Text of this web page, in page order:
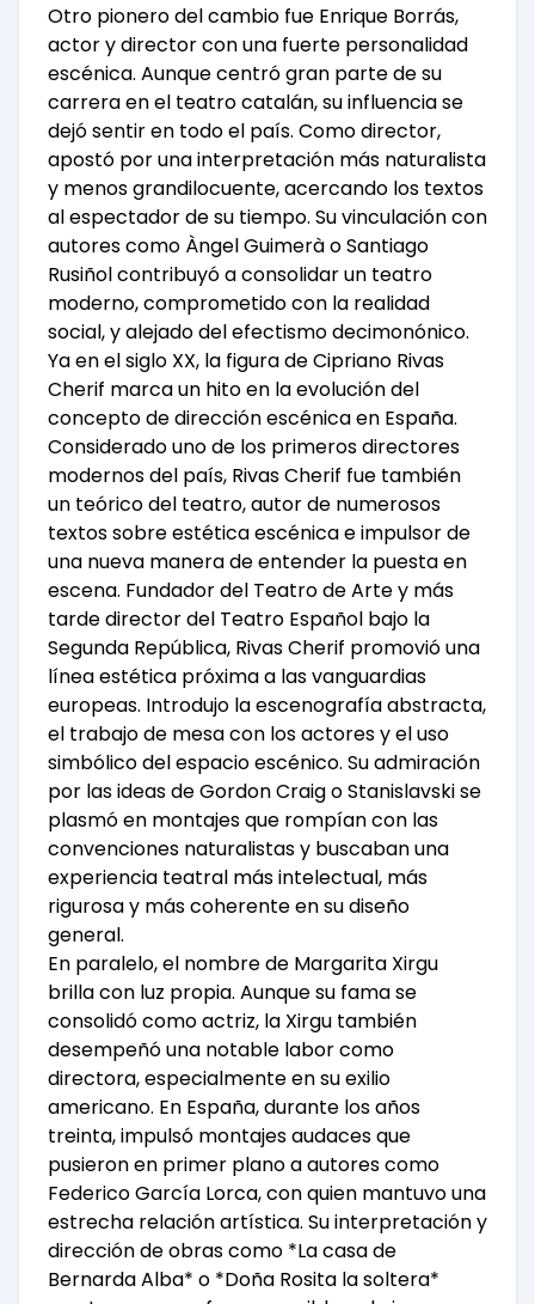
Otro pionero del cambio fue Enrique Borrás,
actor y director con una fuerte personalidad
escénica. Aunque centró gran parte de su
carrera en el teatro catalán, su influencia se
dejó sentir en todo el país. Como director,
apostó por una interpretación más naturalista
y menos grandilocuente, acercando los textos
al espectador de su tiempo. Su vinculación con
autores como Àngel Guimerà o Santiago
Rusiñol contribuyó a consolidar un teatro
moderno, comprometido con la realidad
social, y alejado del efectismo decimonónico.
Ya en el siglo XX, la figura de Cipriano Rivas
Cherif marca un hito en la evolución del
concepto de dirección escénica en España.
Considerado uno de los primeros directores
modernos del país, Rivas Cherif fue también
un teórico del teatro, autor de numerosos
textos sobre estética escénica e impulsor de
una nueva manera de entender la puesta en
escena. Fundador del Teatro de Arte y más
tarde director del Teatro Español bajo la
Segunda República, Rivas Cherif promovió una
línea estética próxima a las vanguardias
europeas. Introdujo la escenografía abstracta,
el trabajo de mesa con los actores y el uso
simbólico del espacio escénico. Su admiración
por las ideas de Gordon Craig o Stanislavski se
plasmó en montajes que rompían con las
convenciones naturalistas y buscaban una
experiencia teatral más intelectual, más
rigurosa y más coherente en su diseño
general.
En paralelo, el nombre de Margarita Xirgu
brilla con luz propia. Aunque su fama se
consolidó como actriz, la Xirgu también
desempeñó una notable labor como
directora, especialmente en su exilio
americano. En España, durante los años
treinta, impulsó montajes audaces que
pusieron en primer plano a autores como
Federico García Lorca, con quien mantuvo una
estrecha relación artística. Su interpretación y
dirección de obras como *La casa de
Bernarda Alba* o *Doña Rosita la soltera*